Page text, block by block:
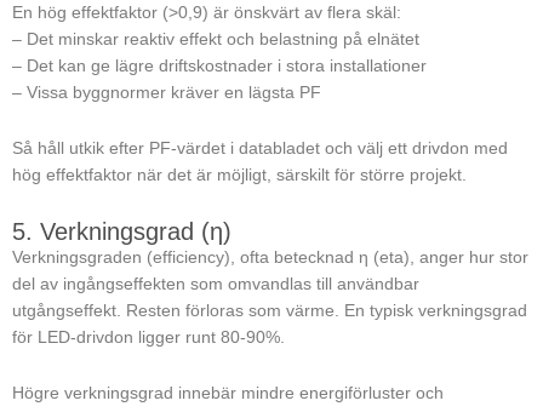
En hög effektfaktor (>0,9) är önskvärt av flera skäl:
– Det minskar reaktiv effekt och belastning på elnätet
– Det kan ge lägre driftskostnader i stora installationer
– Vissa byggnormer kräver en lägsta PF
Så håll utkik efter PF-värdet i databladet och välj ett drivdon med
hög effektfaktor när det är möjligt, särskilt för större projekt.
5. Verkningsgrad (η)
Verkningsgraden (efficiency), ofta betecknad η (eta), anger hur stor
del av ingångseffekten som omvandlas till användbar
utgångseffekt. Resten förloras som värme. En typisk verkningsgrad
för LED-drivdon ligger runt 80-90%.
Högre verkningsgrad innebär mindre energiförluster och